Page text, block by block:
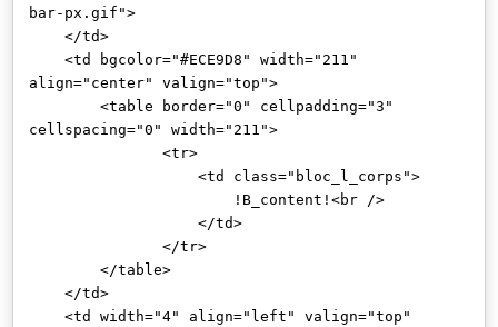
bar-px.gif">
</td>
<td bgcolor="#ECE9D8" width="211"
align="center" valign="top">
<table border="0" cellpadding="3"
cellspacing="0" width="211">
<tr>
<td class="bloc_l_corps">
!B_content!<br />
</td>
</tr>
</table>
</td>
<td width="4" align="left" valign="top"